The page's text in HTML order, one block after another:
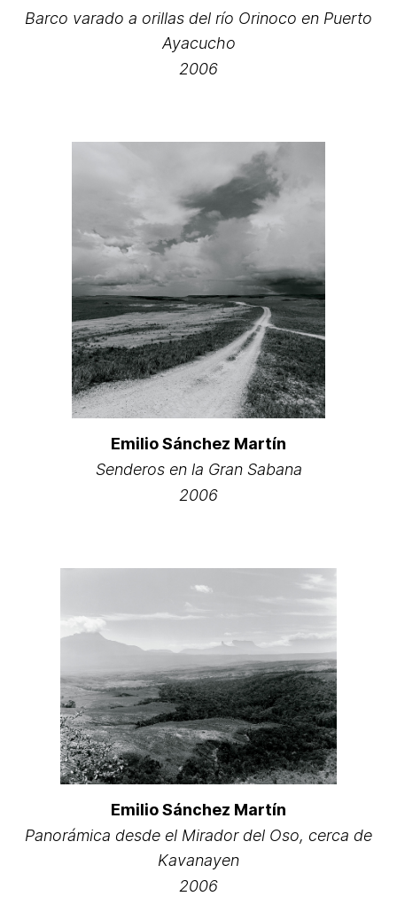
Barco varado a orillas del río Orinoco en Puerto
Ayacucho
2006
Emilio Sánchez Martín
Senderos en la Gran Sabana
2006
Emilio Sánchez Martín
Panorámica desde el Mirador del Oso, cerca de
Kavanayen
2006